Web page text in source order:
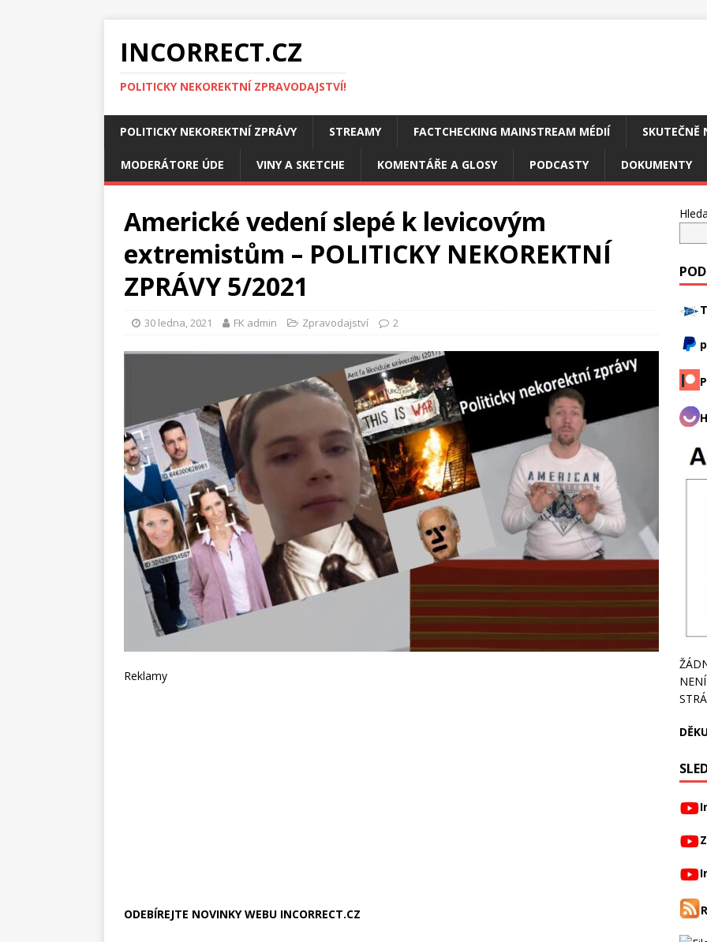
INCORRECT.CZ
POLITICKY NEKOREKTNÍ ZPRAVODAJSTVÍ!
POLITICKY NEKOREKTNÍ ZPRÁVY STREAMY FACTCHECKING MAINSTREAM MÉDIÍ SKUTEČNĚ
MODERÁTORE ÚDE VINY A SKETCHE KOMENTÁŘE A GLOSY PODCASTY DOKUMENTY
Americké vedení slepé k levicovým
extremistům – POLITICKY NEKOREKTNÍ
ZPRÁVY 5/2021
30 ledna, 2021 FK admin Zpravodajství 2
Reklamy
ODEBÍREJTE NOVINKY WEBU INCORRECT.CZ